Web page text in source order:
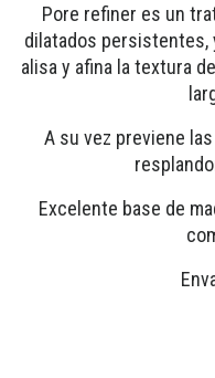
Pore refiner es un
dilatados persistentes,
alisa y afina la textura
A su vez previene
Excelente base de